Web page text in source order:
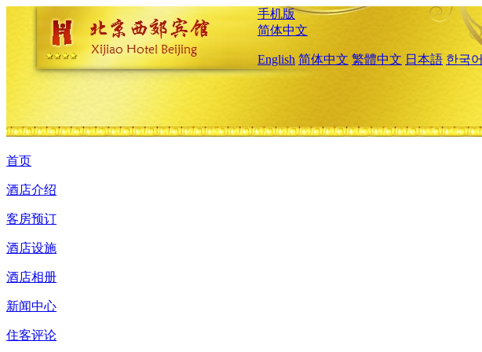
手机版
简体中文
English 简体中文 繁體中文 日本語 한국어
首页
酒店介绍
客房预订
酒店设施
酒店相册
新闻中心
住客评论